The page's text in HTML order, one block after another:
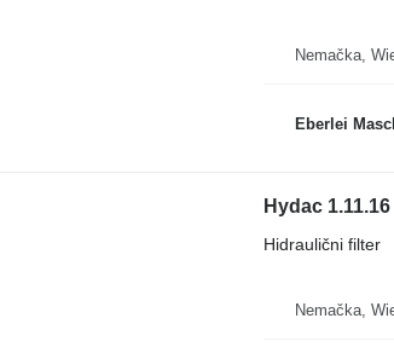
Nemačka,
Eberlei
Hydac
Hidraulični filter
Nemačka,